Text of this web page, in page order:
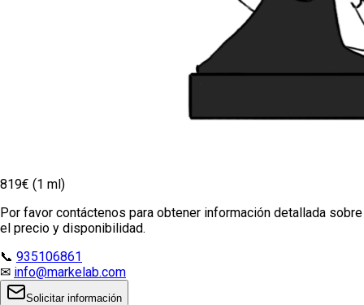
819€ (1 ml)
Por favor contáctenos para obtener información detallada sobre
el precio y disponibilidad.
📞 935106861
✉ info@markelab.com
Solicitar información